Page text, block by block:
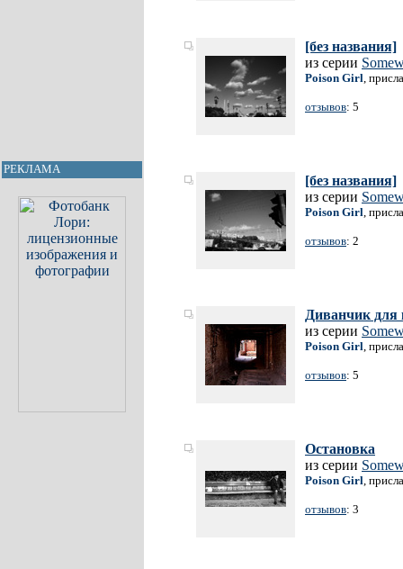
РЕКЛАМА
[без названия]
из серии
Poison Girl,
отзывов: 5
[без названия]
из серии
Poison Girl,
отзывов: 2
Диванчик для
из серии
Poison Girl,
отзывов: 5
Остановка
из серии
Poison Girl,
отзывов: 3